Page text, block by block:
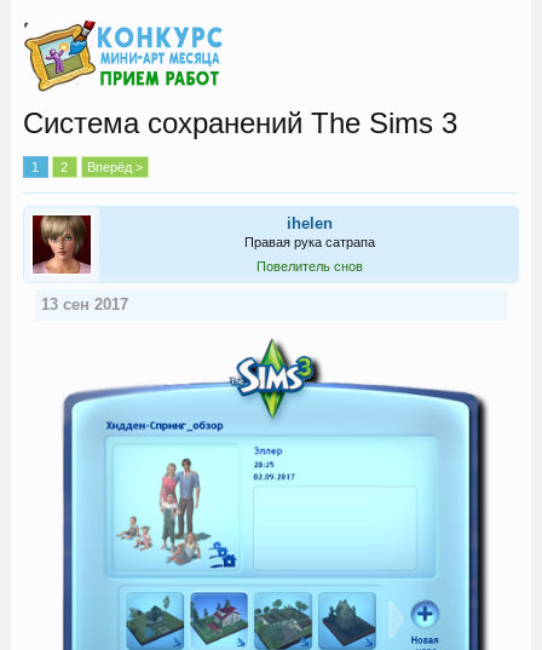
Система сохранений The Sims 3
1 2 Вперёд >
ihelen
Правая рука сатрапа
Повелитель снов
13 сен 2017